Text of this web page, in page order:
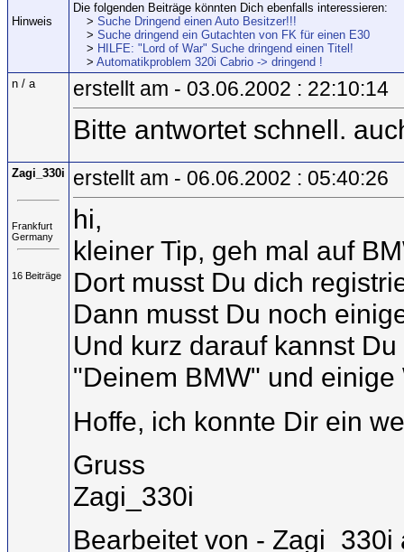
Hinweis
Die folgenden Beiträge könnten Dich ebenfalls interessieren:
> Suche Dringend einen Auto Besitzer!!!
> Suche dringend ein Gutachten von FK für einen E30
> HILFE: "Lord of War" Suche dringend einen Titel!
> Automatikproblem 320i Cabrio -> dringend !
n / a
erstellt am - 03.06.2002 : 22:10:14
Bitte antwortet schnell.
Zagi_330i
Frankfurt
Germany
16 Beiträge
erstellt am - 06.06.2002 : 05:40:26
hi,
kleiner Tip, geh mal auf
Dort musst Du dich
Dann musst Du noch
Und kurz darauf kannst
"Deinem BMW" und
Hoffe, ich konnte Dir ein
Gruss
Zagi_330i
Bearbeitet von -